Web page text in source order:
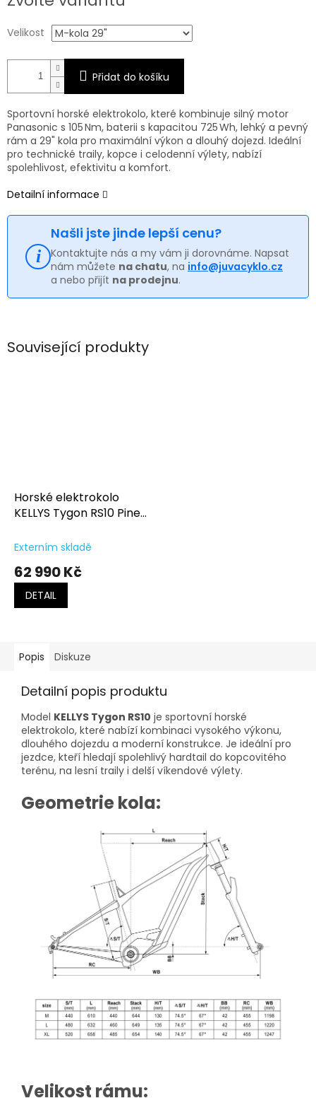
Velikost
Přidat do košíku
Sportovní horské elektrokolo, které kombinuje silný motor
Panasonic s 105 Nm, baterii s kapacitou 725 Wh, lehký a pevný
rám a 29" kola pro maximální výkon a dlouhý dojezd. Ideální
pro technické traily, kopce i celodenní výlety, nabízí
spolehlivost, efektivitu a komfort.
Detailní informace
Našli jste jinde lepší cenu?
Kontaktujte nás a my vám ji dorovnáme. Napsat
nám můžete na chatu, na info@juvacyklo.cz
a nebo přijít na prodejnu.
Související produkty
Horské elektrokolo
KELLYS Tygon RS10 Pine
Externím skladě
62 990 Kč
DETAIL
Popis Diskuze
Detailní popis produktu
Model KELLYS Tygon RS10 je sportovní horské
elektrokolo, které nabízí kombinaci vysokého výkonu,
dlouhého dojezdu a moderní konstrukce. Je ideální pro
jezdce, kteří hledají spolehlivý hardtail do kopcovitého
terénu, na lesní traily i delší víkendové výlety.
Geometrie kola:
Velikost rámu: